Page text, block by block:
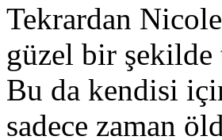
Tekrardan
güzel bir şekilde
Bu da kendisi
sadece zaman